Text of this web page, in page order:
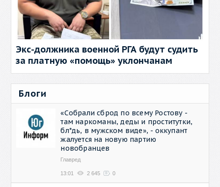
Экс-должника военной РГА будут судить
за платную «помощь» уклончанам
Блоги
«Собрали сброд по всему Ростову -
там наркоманы, деды и проститутки,
бл*дь, в мужском виде», - оккупант
жалуется на новую партию
новобранцев
Главред
13:01 2 645 0